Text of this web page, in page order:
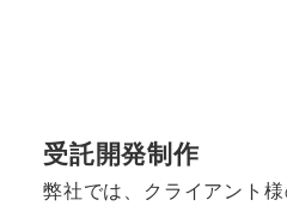
受託開発制作
弊社では、クライアント様